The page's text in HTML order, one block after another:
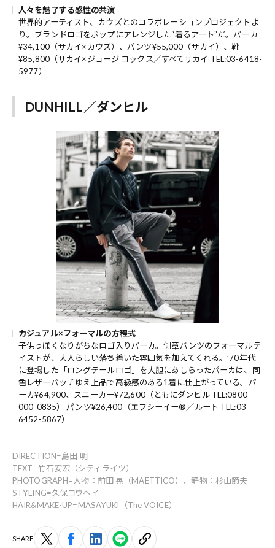
人々を魅了する感性の共演
世界的アーティスト、カウズとのコラボレーションプロジェクトよ
り。ブランドロゴをポップにアレンジした“着るアート”だ。パーカ
¥34,100（サカイ×カウズ）、パンツ¥55,000（サカイ）、靴
¥85,800（サカイ×ジョージ コックス／すべてサカイ TEL:03-6418-
5977）
DUNHILL／ダンヒル
カジュアル×フォーマルの方程式
子供っぽくなりがちなロゴ入りパーカ。側章パンツのフォーマルテ
イストが、大人らしい落ち着いた雰囲気を加えてくれる。’70年代
に登場した「ロングテールロゴ」を大胆にあしらったパーカは、同
色レザーパッチゆえ上品で高級感のある1着に仕上がっている。パ
ーカ¥64,900、スニーカー¥72,600（ともにダンヒル TEL:0800-
000-0835） パンツ¥26,400（エフシーイー®／ルート TEL:03-
6452-5867）
DIRECTION=島田 明
TEXT=竹石安宏（シティライツ）
PHOTOGRAPH=人物：前田 晃（MAETTICO）、静物：杉山節夫
STYLING=久保コウヘイ
HAIR&MAKE-UP=MASAYUKI（The VOICE）
SHARE